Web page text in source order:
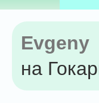
Evgeny
на